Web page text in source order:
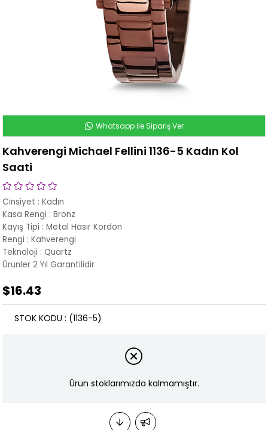
Whatsapp ile Sipariş Ver
Kahverengi Michael Fellini 1136-5 Kadın Kol
Saati
Cinsiyet : Kadın
Kasa Rengi : Bronz
Kayış Tipi : Metal Hasır Kordon
Rengi :Kahverengi
Teknoloji : Quartz
Ürünler 2 Yıl Garantilidir
$16.43
(1136-5)
STOK KODU
Ürün stoklarımızda kalmamıştır.